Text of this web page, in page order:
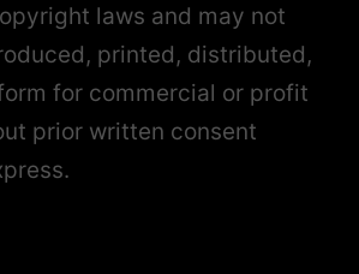
laws and may not
printed, distributed,
for commercial or profit
prior written consent